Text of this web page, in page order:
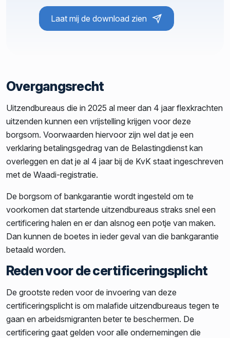
Laat mij de download zien
Overgangsrecht
Uitzendbureaus die in 2025 al meer dan 4 jaar flexkrachten
uitzenden kunnen een vrijstelling krijgen voor deze
borgsom. Voorwaarden hiervoor zijn wel dat je een
verklaring betalingsgedrag van de Belastingdienst kan
overleggen en dat je al 4 jaar bij de KvK staat ingeschreven
met de Waadi-registratie.
De borgsom of bankgarantie wordt ingesteld om te
voorkomen dat startende uitzendbureaus straks snel een
certificering halen en er dan alsnog een potje van maken.
Dan kunnen de boetes in ieder geval van die bankgarantie
betaald worden.
Reden voor de certificeringsplicht
De grootste reden voor de invoering van deze
certificeringsplicht is om malafide uitzendbureaus tegen te
gaan en arbeidsmigranten beter te beschermen. De
certificering gaat gelden voor alle ondernemingen die